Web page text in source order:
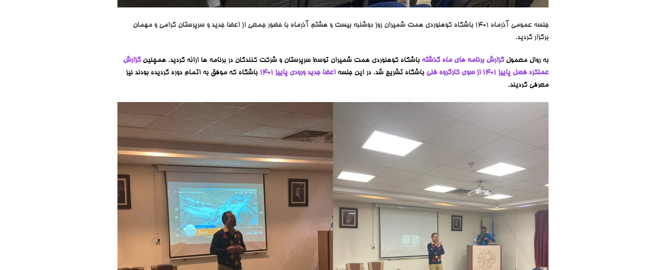
جلسه عمومی آذرماه 1401 باشگاه کوهنوردی همت شمیران روز دوشنبه بیست و هشتم آذرماه با حضور جمعی از اعضا جدید و سرپرستان گرامی و مهمان
برگزار گردید.
به روال معمولگزارش برنامه های ماه گذشته باشگاه کوهنوردی همت شمیران توسط سرپرستان و شرکت کنندگان در برنامه ها ارائه گردید. همچنینگزارش
عملکرد فصل پاییز 1401 از سوی کارگروه فنی
باشگاه تشریح شد. در این جلسهاعضا جدید ورودی پاییز 1401
باشگاه که موفق به اتمام دوره گردیده بودند نیز
معرفی گردیند.